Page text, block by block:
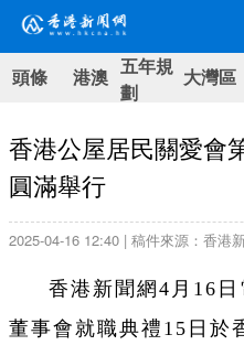
頭條 港澳 五年規
劃
大灣區
香港公屋居民關愛會
圓滿舉行
2025-04-16 12:40 | 稿件來源：香港
香港新聞網4月16
董事會就職典禮15日於